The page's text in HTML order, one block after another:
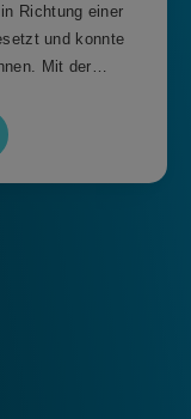
Richtung einer
und konnte
Mit der…